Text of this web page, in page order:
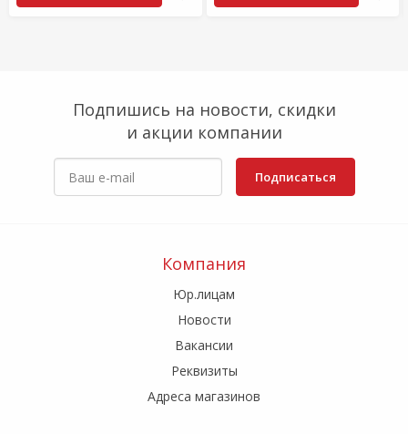
Подпишись на новости, скидки
и акции компании
Подписаться
Компания
Юр.лицам
Новости
Вакансии
Реквизиты
Адреса магазинов